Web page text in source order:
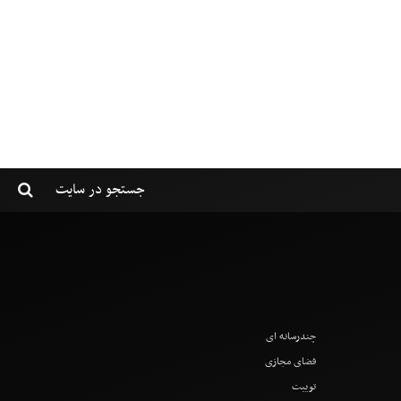
چندرسانه ای
فضای مجازی
توییت